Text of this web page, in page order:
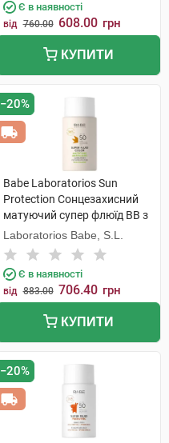
Є в наявності
від 760.00 608.00 грн
КУПИТИ
−20%
Babe Laboratorios Sun
Protection Cонцезахисний
матуючий супер флюїд ВВ з
тонуючим і матуючим
ефектом для жирної шкіри
SPF 50 50 мл 1 флакон
Laboratorios Babe, S.L.
Є в наявності
від 883.00 706.40 грн
КУПИТИ
−20%